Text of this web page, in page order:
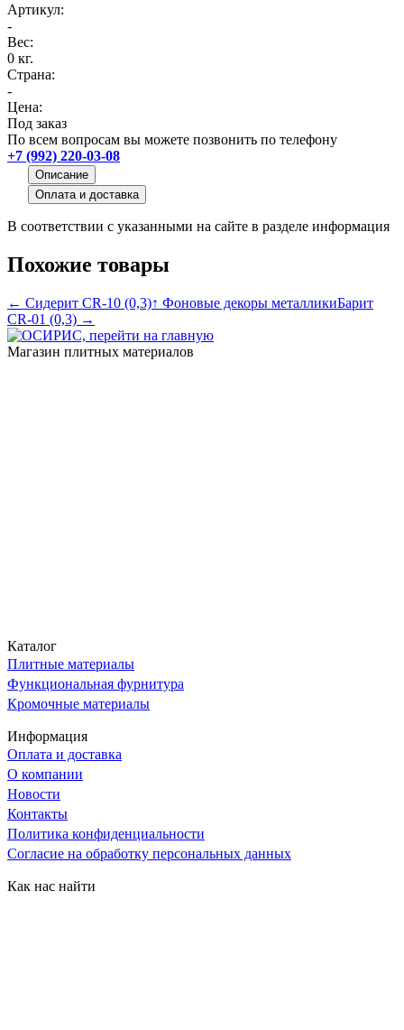
Артикул:
-
Вес:
0 кг.
Страна:
-
Цена:
Под заказ
По всем вопросам вы можете позвонить по телефону
+7 (992) 220-03-08
Описание
Оплата и доставка
В соответствии с указанными на сайте в разделе информация
Похожие товары
← Сидерит CR-10 (0,3)↑ Фоновые декоры металликиБарит
CR-01 (0,3) →
Магазин плитных материалов
Каталог
Плитные материалы
Функциональная фурнитура
Кромочные материалы
Информация
Оплата и доставка
О компании
Новости
Контакты
Политика конфиденциальности
Согласие на обработку персональных данных
Как нас найти